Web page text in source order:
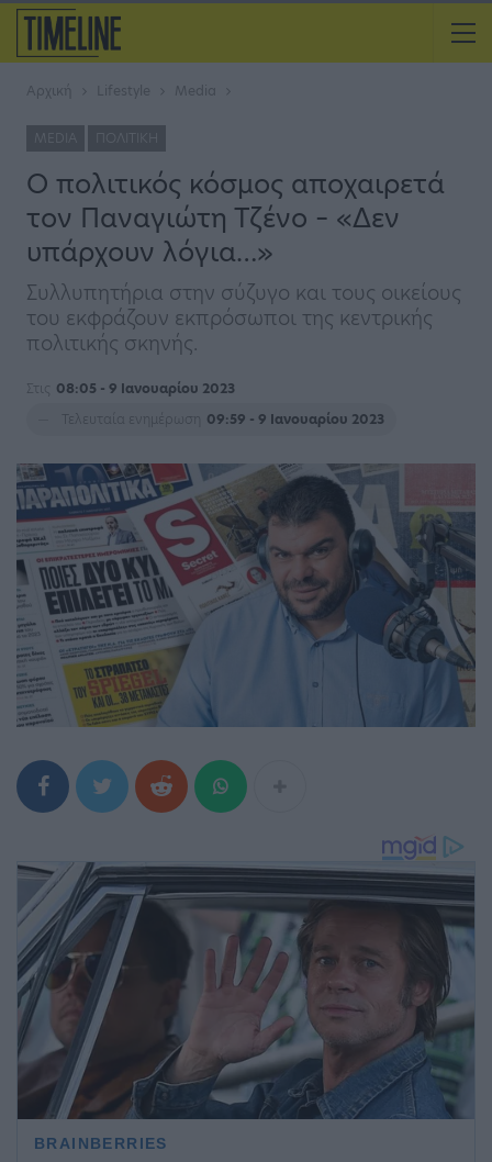
Αρχική Lifestyle Media
MEDIA ΠΟΛΙΤΙΚΉ
Ο πολιτικός κόσμος αποχαιρετά
τον Παναγιώτη Τζένο – «Δεν
υπάρχουν λόγια…»
Συλλυπητήρια στην σύζυγο και τους οικείους
του εκφράζουν εκπρόσωποι της κεντρικής
πολιτικής σκηνής.
Στις 08:05 - 9 Ιανουαρίου 2023
Τελευταία ενημέρωση
09:59 - 9 Ιανουαρίου 2023